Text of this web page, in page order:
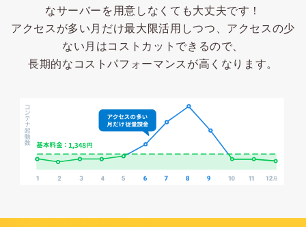
なサーバーを用意しなくても大丈夫です！
アクセスが多い月だけ最大限活用しつつ、アクセスの少
ない月はコストカットできるので、
長期的なコストパフォーマンスが高くなります。